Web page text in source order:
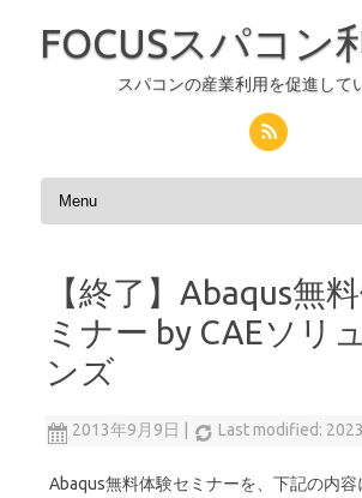
FOCUSスパコン
スパコンの産業利用を促進して
コンテンツへスキップ
【終了】Abaqus無
ミナー by CAEソリ
ンズ
2013年9月9日 Last modified:
Abaqus無料体験セミナーを、下記の内